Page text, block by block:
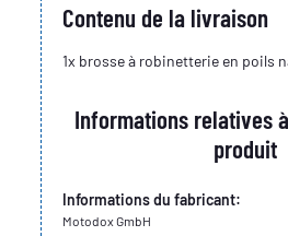
Contenu de la livraison
1x brosse à robinetterie en poils
Informations relatives
produit
Informations du fabricant:
Motodox GmbH